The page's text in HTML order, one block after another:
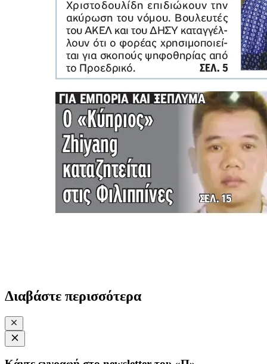
Διαβάστε περισσότερα